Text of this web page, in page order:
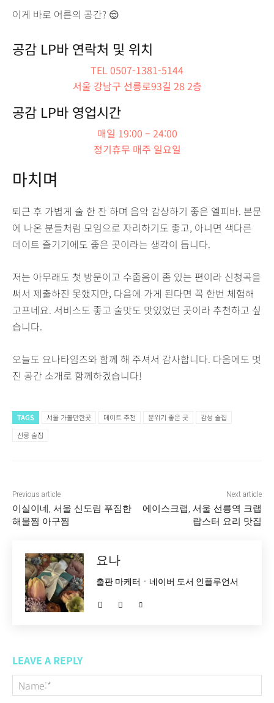
이게 바로 어른의 공간? 😌
공감 LP바 연락처 및 위치
TEL 0507-1381-5144
서울 강남구 선릉로93길 28 2층
공감 LP바 영업시간
매일 19:00 – 24:00
정기휴무 매주 일요일
마치며
퇴근 후 가볍게 술 한 잔 하며 음악 감상하기 좋은 엘피바. 본문
에 나온 분들처럼 모임으로 자리하기도 좋고, 아니면 색다른
데이트 즐기기에도 좋은 곳이라는 생각이 듭니다.
저는 아무래도 첫 방문이고 수줍음이 좀 있는 편이라 신청곡을
써서 제출하진 못했지만, 다음에 가게 된다면 꼭 한번 체험해
고프네요. 서비스도 좋고 술맛도 맛있었던 곳이라 추천하고 싶
습니다.
오늘도 요나타임즈와 함께 해 주셔서 감사합니다. 다음에도 멋
진 공간 소개로 함께하겠습니다!
TAGS 서울 가볼만한곳 데이트 추천 분위기 좋은 곳
감성 술집
선릉 술집
Previous article
이실이네, 서울 신도림 푸짐한
해물찜 아구찜
Next article
에이스크랩, 서울 선릉역 크랩
랍스터 요리 맛집
요나
출판 마케터ㆍ네이버 도서 인플루언서
LEAVE A REPLY